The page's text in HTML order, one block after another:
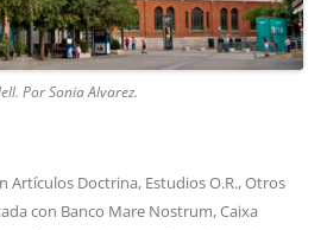
Por Sonia Alvarez.
Artículos Doctrina, Estudios O.R.,Otros
con Banco Mare Nostrum,Caixa